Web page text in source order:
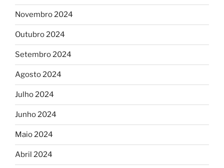
Novembro 2024
Outubro 2024
Setembro 2024
Agosto 2024
Julho 2024
Junho 2024
Maio 2024
Abril 2024